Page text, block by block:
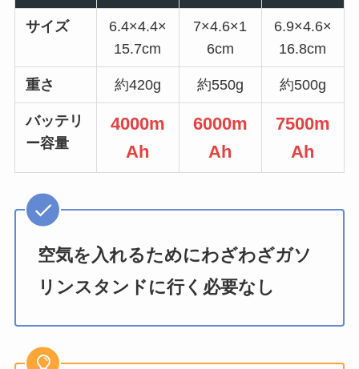
サイズ
6.4×4.4×
15.7cm
7×4.6×1
6cm
6.9×4.6×
16.8cm
重さ 約420g 約550g 約500g
バッテリ
ー容量
4000m
Ah
6000m
Ah
7500m
Ah
空気を入れるためにわざわざガソ
リンスタンドに行く必要なし